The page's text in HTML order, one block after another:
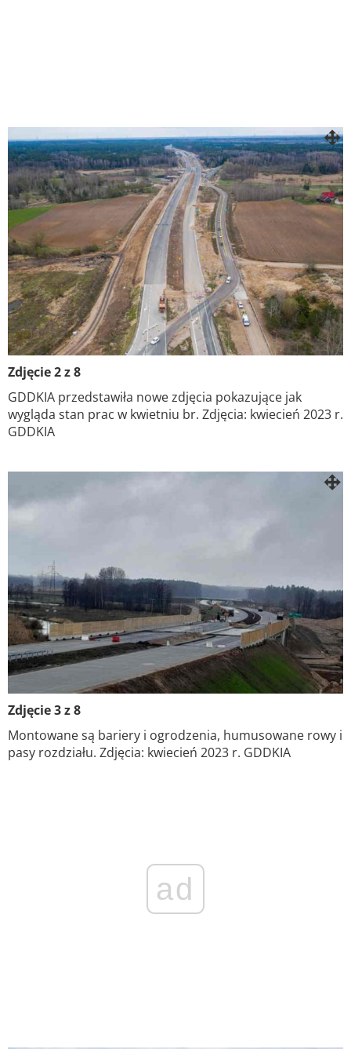
Zdjęcie 2 z 8
GDDKIA przedstawiła nowe zdjęcia pokazujące jak
wygląda stan prac w kwietniu br. Zdjęcia: kwiecień 2023 r.
GDDKIA
Zdjęcie 3 z 8
Montowane są bariery i ogrodzenia, humusowane rowy i
pasy rozdziału. Zdjęcia: kwiecień 2023 r. GDDKIA
ad